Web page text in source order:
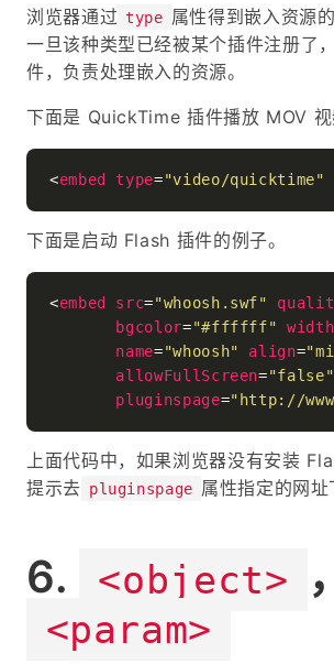
浏览器通过 type 属性得到嵌入资源
一旦该种类型已经被某个插件注册了
件，负责处理嵌入的资源。
下面是 QuickTime 插件播放 MOV 视
<embed type="video/quicktime"
下面是启动 Flash 插件的例子。
<embed src="whoosh.swf"
bgcolor="#ffffff" width
name="whoosh" align=
allowFullScreen="false"
pluginspage="http://
上面代码中，如果浏览器没有安装
提示去 pluginspage 属性指定的网址
<object> ，
<param>